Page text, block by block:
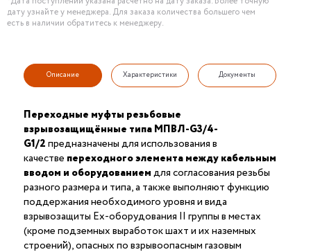
дату узнайте у менеджера. Для заказа количества большего чем
есть в наличии обратитесь к менеджеру.
Описание Характеристики Документы
Переходные муфты резьбовые
взрывозащищённые типа МПВЛ-G3/4-
G1/2предназначены для использования в
качестве переходного элемента между кабельным
вводом и оборудованиемдля согласования резьбы
разного размера и типа, а также выполняют функцию
поддержания необходимого уровня и вида
взрывозащиты Ex-оборудования II группы в местах
(кроме подземных выработок шахт и их наземных
строений), опасных по взрывоопасным газовым